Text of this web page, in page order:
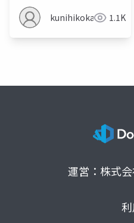
kunihikokaneko1.1K
運営：株式